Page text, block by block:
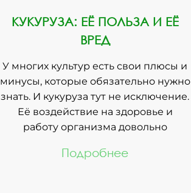
КУКУРУЗА: ЕЁ ПОЛЬЗА И ЕЁ
ВРЕД
У многих культур есть свои плюсы и
минусы, которые обязательно нужно
знать. И кукуруза тут не исключение.
Её воздействие на здоровье и
работу организма довольно
Подробнее